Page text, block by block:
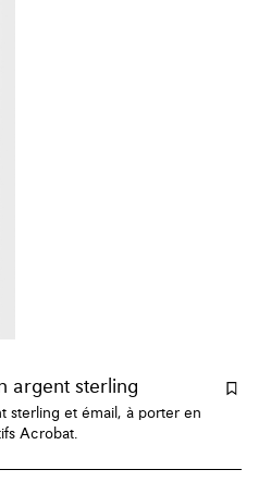
argent sterling
sterling et émail, à porter en
Acrobat.